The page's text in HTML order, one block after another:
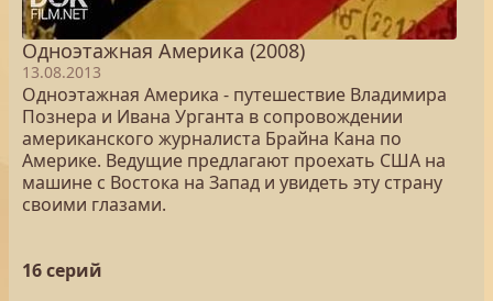
Одноэтажная Америка (2008)
13.08.2013
Одноэтажная Америка - путешествие Владимира
Познера и Ивана Урганта в сопровождении
американского журналиста Брайна Кана по
Америке. Ведущие предлагают проехать США на
машине с Востока на Запад и увидеть эту страну
своими глазами.
16 серий